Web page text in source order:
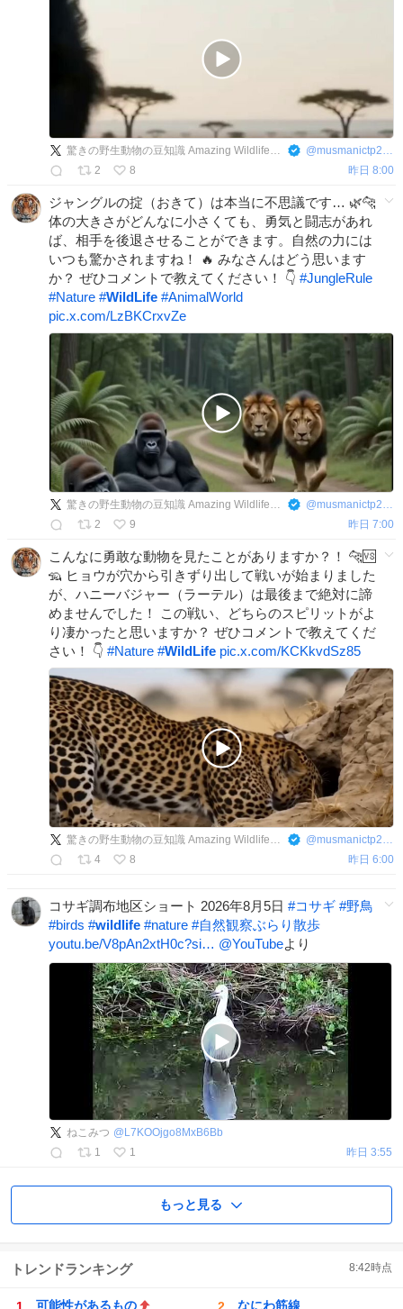
驚きの野生動物の豆知識 Amazing Wildlife Facts @musmanictp2383
2
8 昨日 8:00
ジャングルの掟（おきて）は本当に不思議です… 🌿🐆
体の大きさがどんなに小さくても、勇気と闘志があれ
ば、相手を後退させることができます。自然の力には
いつも驚かされますね！ 🔥 みなさんはどう思います
か？ ぜひコメントで教えてください！ 👇 #JungleRule
#Nature #WildLife #AnimalWorld
pic.x.com/LzBKCrxvZe
驚きの野生動物の豆知識 Amazing Wildlife Facts @musmanictp2383
2
9 昨日 7:00
こんなに勇敢な動物を見たことがありますか？！ 🐆🆚
🦡 ヒョウが穴から引きずり出して戦いが始まりました
が、ハニーバジャー（ラーテル）は最後まで絶対に諦
めませんでした！ この戦い、どちらのスピリットがよ
り凄かったと思いますか？ ぜひコメントで教えてくだ
さい！ 👇 #Nature #WildLife pic.x.com/KCKkvdSz85
驚きの野生動物の豆知識 Amazing Wildlife Facts @musmanictp2383
4
8 昨日 6:00
コサギ調布地区ショート 2026年8月5日 #コサギ #野鳥
#birds #wildlife #nature #自然観察ぶらり散歩
youtu.be/V8pAn2xtH0c?si… @YouTubeより
ねこみつ @ L7KOOjgo8MxB6Bb
1
1 昨日 3:55
もっと見る
トレンドランキング 8:42時点
可能性があるもの なにわ筋線